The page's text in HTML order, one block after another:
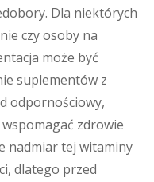
Dla niektórych
czy osoby na
może być
suplementów z
odpornościowy,
zdrowie
nadmiar tej witaminy
dlatego przed